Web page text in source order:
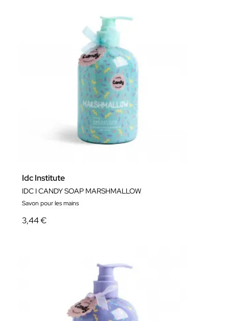
Idc Institute
IDC I CANDY SOAP MARSHMALLOW
Savon pour les mains
3,44 €